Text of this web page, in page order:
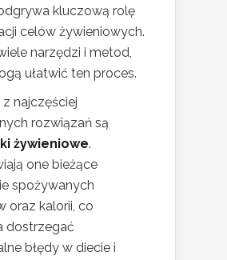
kluczową rolę
celów żywieniowych.
narzędzi i metod,
ułatwić ten proces.
najczęściej
rozwiązań są
żywieniowe.
one bieżące
spożywanych
oraz kalorii, co
dostrzegać
błędy w diecie i